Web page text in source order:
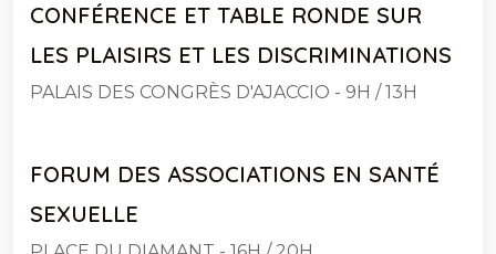
CONFÉRENCE ET TABLE RONDE SUR
LES PLAISIRS ET LES DISCRIMINATIONS
PALAIS DES CONGRÈS D'AJACCIO - 9H / 13H
FORUM DES ASSOCIATIONS EN SANTÉ
SEXUELLE